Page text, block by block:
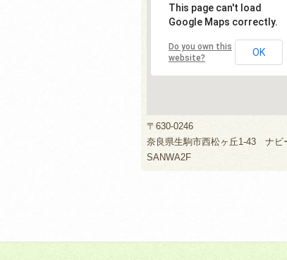
This page can't load
Google Maps correctly.
Do you own this
website?
OK
〒630-0246
奈良県生駒市西松ヶ丘1-43 ナビ
SANWA2F